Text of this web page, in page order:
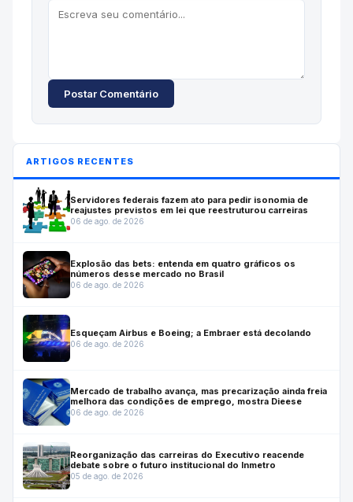
Postar Comentário
ARTIGOS RECENTES
Servidores federais fazem ato para pedir isonomia de
reajustes previstos em lei que reestruturou carreiras
06 de ago. de 2026
Explosão das bets: entenda em quatro gráficos os
números desse mercado no Brasil
06 de ago. de 2026
Esqueçam Airbus e Boeing; a Embraer está decolando
06 de ago. de 2026
Mercado de trabalho avança, mas precarização ainda freia
melhora das condições de emprego, mostra Dieese
06 de ago. de 2026
Reorganização das carreiras do Executivo reacende
debate sobre o futuro institucional do Inmetro
05 de ago. de 2026